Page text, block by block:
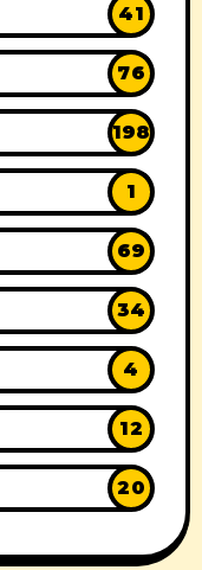
41
76
198
1
69
34
4
12
20